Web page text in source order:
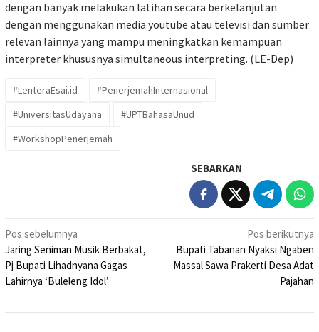
dengan banyak melakukan latihan secara berkelanjutan
dengan menggunakan media youtube atau televisi dan sumber
relevan lainnya yang mampu meningkatkan kemampuan
interpreter khususnya simultaneous interpreting. (LE-Dep)
#LenteraEsai.id
#PenerjemahInternasional
#UniversitasUdayana
#UPTBahasaUnud
#WorkshopPenerjemah
SEBARKAN
Navigasi
pos
Pos sebelumnya
Jaring Seniman Musik Berbakat,
Pj Bupati Lihadnyana Gagas
Lahirnya ‘Buleleng Idol’
Pos berikutnya
Bupati Tabanan Nyaksi Ngaben
Massal Sawa Prakerti Desa Adat
Pajahan